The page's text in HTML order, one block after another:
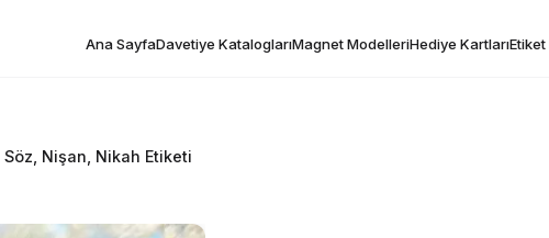
Ana SayfaDavetiye KataloglarıMagnet ModelleriHediye Kartları
Nişan, Nikah Etiketi